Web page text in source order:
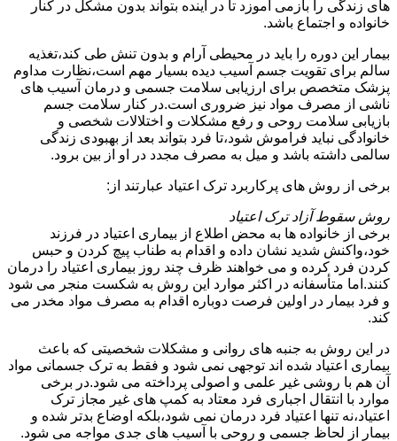
های زندگی را بازمی آموزد تا در آینده بتواند بدون مشکل در کنار
خانواده و اجتماع باشد.
بیمار این دوره را باید در محیطی آرام و بدون تنش طی کند،تغذیه
سالم برای تقویت جسم آسیب دیده بسیار مهم است،نظارت مداوم
پزشک متخصص برای ارزیابی سلامت جسمی و درمان آسیب های
ناشی از مصرف مواد نیز ضروری است.در کنار سلامت جسم
بازیابی سلامت روحی و رفع مشکلات و اختلالات شخصی و
خانوادگی نباید فراموش شود،تا فرد بتواند بعد از بهبودی زندگی
سالمی داشته باشد و میل به مصرف مجدد در او از بین برود.
برخی از روش های پرکاربرد ترک اعتیاد عبارتند از:
روش سقوط آزاد ترک اعتیاد
برخی از خانواده ها به محض اطلاع از بیماری اعتیاد در فرزند
خود،واکنش شدید نشان داده و اقدام به طناب پیچ کردن و حبس
کردن فرد کرده و می خواهند ظرف چند روز بیماری اعتیاد را درمان
کنند.اما متأسفانه در اکثر موارد این روش به شکست منجر می شود
و فرد بیمار در اولین فرصت دوباره اقدام به مصرف مواد مخدر می
کند.
در این روش به جنبه های روانی و مشکلات شخصیتی که باعث
بیماری اعتیاد شده اند توجهی نمی شود و فقط به ترک جسمانی مواد
آن هم با روشی غیر علمی و اصولی پرداخته می شود.در برخی
موارد با انتقال اجباری فرد معتاد به کمپ های غیر مجاز ترک
اعتیاد،نه تنها اعتیاد فرد درمان نمی شود،بلکه اوضاع بدتر شده و
بیمار از لحاظ جسمی و روحی با آسیب های جدی مواجه می شود.